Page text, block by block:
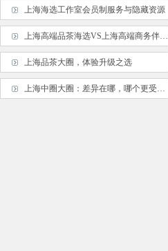
上海海选工作室会员制服务与隐藏资源
上海高端品茶海选VS上海高端商务伴游：服务特色对比
上海品茶大圈，体验升级之选
上海中圈大圈：差异在哪，哪个更受欢迎？